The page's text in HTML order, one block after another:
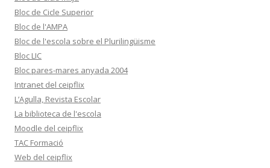
Bloc de Cicle Superior
Bloc de l'AMPA
Bloc de l'escola sobre el Plurilingüisme
Bloc LIC
Bloc pares-mares anyada 2004
Intranet del ceipflix
L’Agulla, Revista Escolar
La biblioteca de l'escola
Moodle del ceipflix
TAC Formació
Web del ceipflix